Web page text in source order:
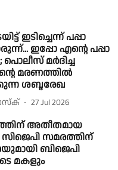
ഇടിച്ചെന്ന് പപ്പാ
ഇപ്പോ എന്റെ പപ്പാ
പൊലീസ് മര്‍ദിച്ച
മരണത്തില്‍
ശബ്ദരേഖ
27 Jul 2026
അതീതമായ
സിജെപി സമരത്തിന്
ബിജെപി
മകളും